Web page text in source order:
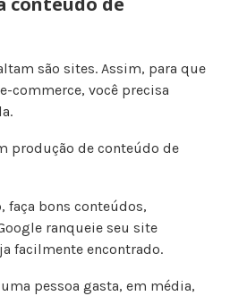
são sites. Assim, para que
commerce, você precisa
produção de conteúdo de
faça bons conteúdos,
ranqueie seu site
facilmente encontrado.
pessoa gasta, em média,